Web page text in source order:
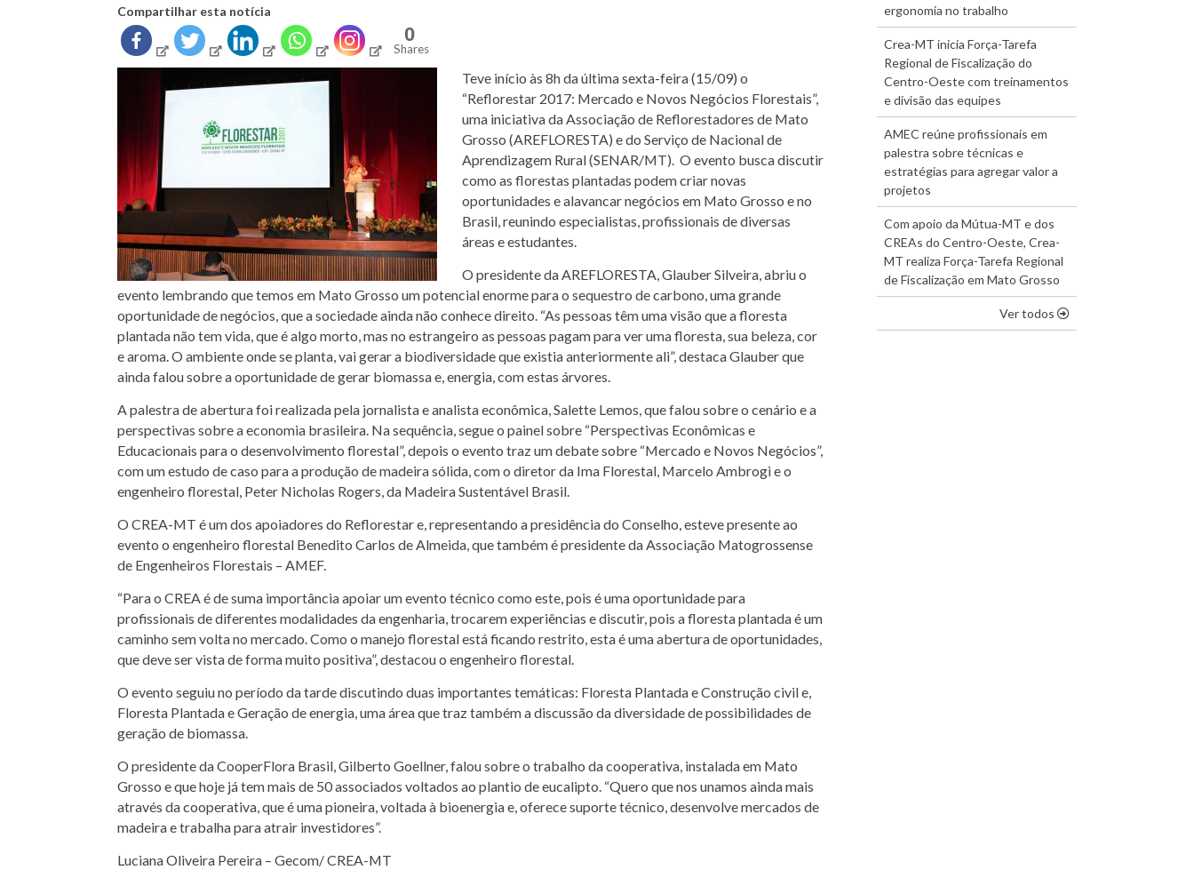
Compartilhar esta notícia
0
Shares
Teve início às 8h da última sexta-feira (15/09) o
“Reflorestar 2017: Mercado e Novos Negócios Florestais”,
uma iniciativa da Associação de Reflorestadores de Mato
Grosso (AREFLORESTA) e do Serviço de Nacional de
Aprendizagem Rural (SENAR/MT). O evento busca discutir
como as florestas plantadas podem criar novas
oportunidades e alavancar negócios em Mato Grosso e no
Brasil, reunindo especialistas, profissionais de diversas
áreas e estudantes.
O presidente da AREFLORESTA, Glauber Silveira, abriu o
evento lembrando que temos em Mato Grosso um potencial enorme para o sequestro de carbono, uma grande
oportunidade de negócios, que a sociedade ainda não conhece direito. “As pessoas têm uma visão que a floresta
plantada não tem vida, que é algo morto, mas no estrangeiro as pessoas pagam para ver uma floresta, sua beleza, cor
e aroma. O ambiente onde se planta, vai gerar a biodiversidade que existia anteriormente ali”, destaca Glauber que
ainda falou sobre a oportunidade de gerar biomassa e, energia, com estas árvores.
A palestra de abertura foi realizada pela jornalista e analista econômica, Salette Lemos, que falou sobre o cenário e a
perspectivas sobre a economia brasileira. Na sequência, segue o painel sobre “Perspectivas Econômicas e
Educacionais para o desenvolvimento florestal”, depois o evento traz um debate sobre “Mercado e Novos Negócios”,
com um estudo de caso para a produção de madeira sólida, com o diretor da Ima Florestal, Marcelo Ambrogi e o
engenheiro florestal, Peter Nicholas Rogers, da Madeira Sustentável Brasil.
O CREA-MT é um dos apoiadores do Reflorestar e, representando a presidência do Conselho, esteve presente ao
evento o engenheiro florestal Benedito Carlos de Almeida, que também é presidente da Associação Matogrossense
de Engenheiros Florestais – AMEF.
“Para o CREA é de suma importância apoiar um evento técnico como este, pois é uma oportunidade para
profissionais de diferentes modalidades da engenharia, trocarem experiências e discutir, pois a floresta plantada é um
caminho sem volta no mercado. Como o manejo florestal está ficando restrito, esta é uma abertura de oportunidades,
que deve ser vista de forma muito positiva”, destacou o engenheiro florestal.
O evento seguiu no período da tarde discutindo duas importantes temáticas: Floresta Plantada e Construção civil e,
Floresta Plantada e Geração de energia, uma área que traz também a discussão da diversidade de possibilidades de
geração de biomassa.
O presidente da CooperFlora Brasil, Gilberto Goellner, falou sobre o trabalho da cooperativa, instalada em Mato
Grosso e que hoje já tem mais de 50 associados voltados ao plantio de eucalipto. “Quero que nos unamos ainda mais
através da cooperativa, que é uma pioneira, voltada à bioenergia e, oferece suporte técnico, desenvolve mercados de
madeira e trabalha para atrair investidores”.
Luciana Oliveira Pereira – Gecom/ CREA-MT
ergonomia no trabalho
Crea-MT inicia Força-Tarefa
Regional de Fiscalização do
Centro-Oeste com treinamentos
e divisão das equipes
AMEC reúne profissionais em
palestra sobre técnicas e
estratégias para agregar valor a
projetos
Com apoio da Mútua-MT e dos
CREAs do Centro-Oeste, Crea-
MT realiza Força-Tarefa Regional
de Fiscalização em Mato Grosso
Ver todos os destaques